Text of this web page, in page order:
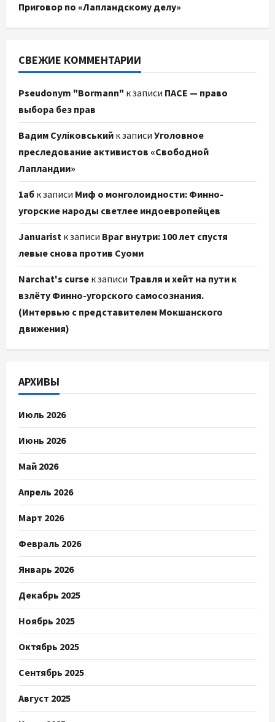
Приговор по «Лапландскому делу»
СВЕЖИЕ КОММЕНТАРИИ
Pseudonym "Bormann" к записи ПАСЕ — право
выбора без прав
Вадим Суліковський к записи Уголовное
преследование активистов «Свободной
Лапландии»
1аб к записи Миф о монголоидности: Финно-
угорские народы светлее индоевропейцев
Januarist к записи Враг внутри: 100 лет спустя
левые снова против Суоми
Narchat's curse к записи Травля и хейт на пути к
взлёту Финно-угорского самосознания.
(Интервью с представителем Мокшанского
движения)
АРХИВЫ
Июль 2026
Июнь 2026
Май 2026
Апрель 2026
Март 2026
Февраль 2026
Январь 2026
Декабрь 2025
Ноябрь 2025
Октябрь 2025
Сентябрь 2025
Август 2025